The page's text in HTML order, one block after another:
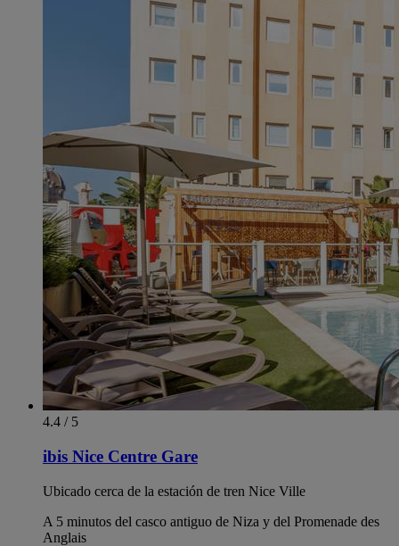
4.4 / 5
ibis Nice Centre Gare
Ubicado cerca de la estación de tren Nice Ville
A 5 minutos del casco antiguo de Niza y del Promenade des
Anglais